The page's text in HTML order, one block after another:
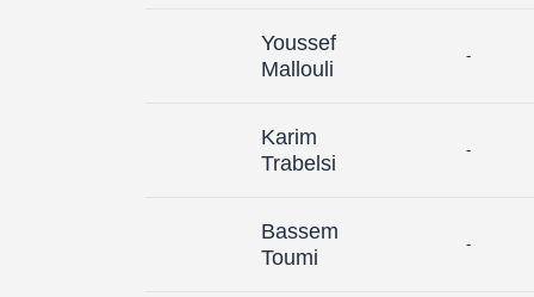
Youssef
Mallouli
-
Karim
Trabelsi
-
Bassem
Toumi
-